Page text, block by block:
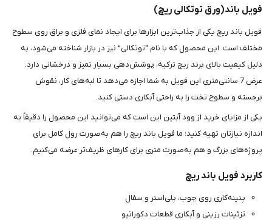
فویل باند(ورق توتکالی ریچ)
فویل باند ریچ یکی از جذاب‌ترین ابزارها برای ایجاد نمای فلزی و براق روی سطوح
مختلف است. این محصول که با نام “توتکالی” نیز در بازار شناخته می‌شود، به
دلیل کیفیت بالای برند ریچ ترکیه، پوشش‌دهی بسیار تمیز و درخشانی دارد.
عرض 7 سانتی‌متری این فویل به شما اجازه می‌دهد تا لبه‌های کار، نقوش
برجسته و سطوح تخت را به راحتی آبکاری دستی کنید.
یکی از مزایای خرید از وود آبتین این است که می‌توانید این محصول را دقیقاً به
اندازه نیازتان تهیه کنید؛ ما فویل باند ریچ را هم به‌صورت رول کامل برای
پروژه‌های بزرگ و هم به‌صورت متری برای کارهای ظریف‌تر عرضه می‌کنیم.
کاربرد فویل باند ریچ
پتینه‌کاری روی چوب، پلی‌استر و سفال
تزئینات رزینی و آبکاری قطعات دکوراتیو